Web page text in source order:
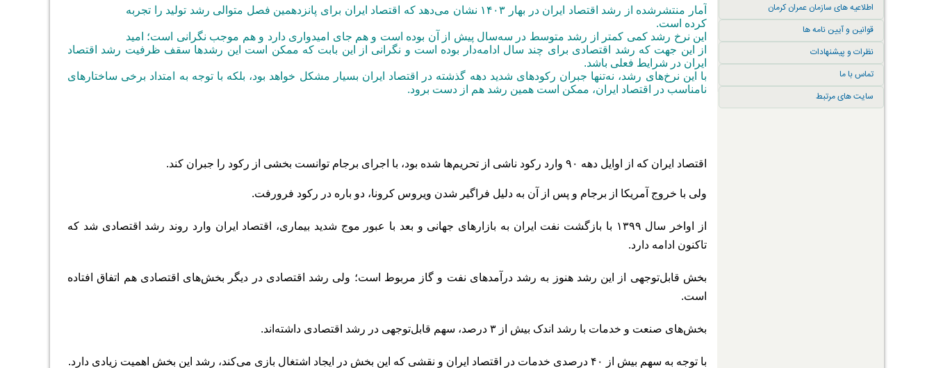
اطلاعیه های سازمان عمران کرمان
قوانین و آیین نامه ها
نظرات و پیشنهادات
تماس با ما
سایت های مرتبط
آمار منتشرشده از رشد اقتصاد ایران در بهار ۱۴۰۳ نشان می‌دهد که اقتصاد ایران برای پانزدهمین فصل متوالی رشد تولید را تجربه
کرده است.
این نرخ رشد کمی کمتر از رشد متوسط در سه‌سال پیش از آن بوده است و هم جای امیدواری دارد و هم موجب نگرانی است؛ امید
از این جهت که رشد اقتصادی برای چند سال ادامه‌دار بوده است و نگرانی از این بابت که ممکن است این رشدها سقف ظرفیت رشد اقتصاد
ایران در شرایط فعلی باشد.
با این نرخ‌های رشد، نه‌تنها جبران رکودهای شدید دهه گذشته در اقتصاد ایران بسیار مشکل خواهد بود، بلکه با توجه به امتداد برخی ساختارهای
نامناسب در اقتصاد ایران، ممکن است همین رشد هم از دست برود.
اقتصاد ایران که از اوایل دهه ۹۰ وارد رکود ناشی از تحریم‌ها شده بود، با اجرای برجام توانست بخشی از رکود را جبران کند.
ولی با خروج آمریکا از برجام و پس از آن به دلیل فراگیر شدن ویروس کرونا، دو باره در رکود فرورفت.
از اواخر سال ۱۳۹۹ با بازگشت نفت ایران به بازارهای جهانی و بعد با عبور موج شدید بیماری، اقتصاد ایران وارد روند رشد اقتصادی شد که
تاکنون ادامه دارد.
بخش قابل‌توجهی از این رشد هنوز به رشد درآمدهای نفت و گاز مربوط است؛ ولی رشد اقتصادی در دیگر بخش‌های اقتصادی هم اتفاق افتاده
است.
بخش‌های صنعت و خدمات با رشد اندک بیش از ۳ درصد، سهم قابل‌توجهی در رشد اقتصادی داشته‌اند.
با توجه به سهم بیش از ۴۰ درصدی خدمات در اقتصاد ایران و نقشی که این بخش در ایجاد اشتغال بازی می‌کند، رشد این بخش اهمیت زیادی دارد.